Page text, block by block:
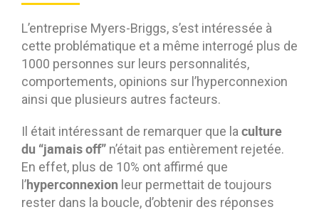
L’entreprise Myers-Briggs, s’est intéressée à
cette problématique et a même interrogé plus de
1000 personnes sur leurs personnalités,
comportements, opinions sur l’hyperconnexion
ainsi que plusieurs autres facteurs.
Il était intéressant de remarquer que la culture
du “jamais off” n’était pas entièrement rejetée.
En effet, plus de 10% ont affirmé que
l’hyperconnexion leur permettait de toujours
rester dans la boucle, d’obtenir des réponses